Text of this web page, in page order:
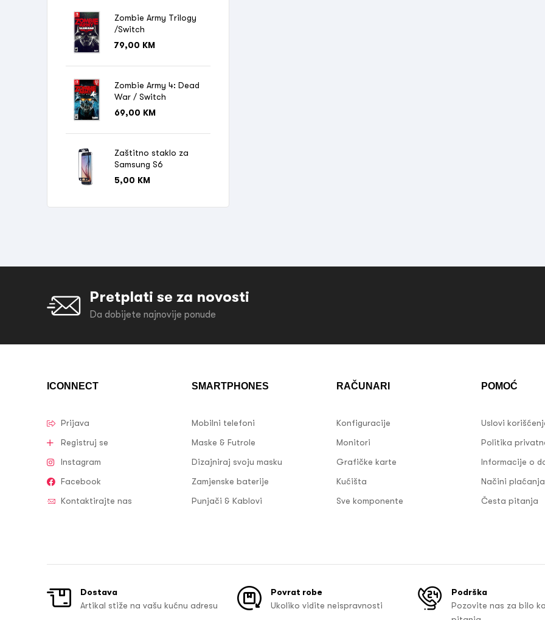
Zombie Army Trilogy
/Switch
79,00 KM
Zombie Army 4: Dead
War / Switch
69,00 KM
Zaštitno staklo za
Samsung S6
5,00 KM
Pretplati se za novosti
Da dobijete najnovije ponude
ICONNECT
Prijava
Registruj se
Instagram
Facebook
Kontaktirajte nas
SMARTPHONES
Mobilni telefoni
Maske & Futrole
Dizajniraj svoju masku
Zamjenske baterije
Punjači & Kablovi
RAČUNARI
Konfiguracije
Monitori
Grafičke karte
Kućišta
Sve komponente
POMOĆ
Uslovi
Politika
Informacije o
Načini plaćanja
Česta pitanja
Dostava
Artikal stiže na vašu kućnu adresu
Povrat robe
Ukoliko vidite neispravnosti
Podrška
Pozovite nas za bilo